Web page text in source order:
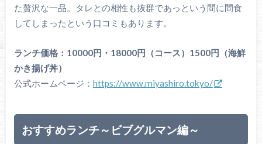
た贅沢な一品。タレとの相性も抜群であっという間に間食
してしまったという口コミもあります。
ランチ価格：10000円・18000円（コース）1500円（海鮮
かき揚げ丼）
公式ホームページ： https://www.miyashiro.tokyo/
おすすめランチ～ビブグルマン編～